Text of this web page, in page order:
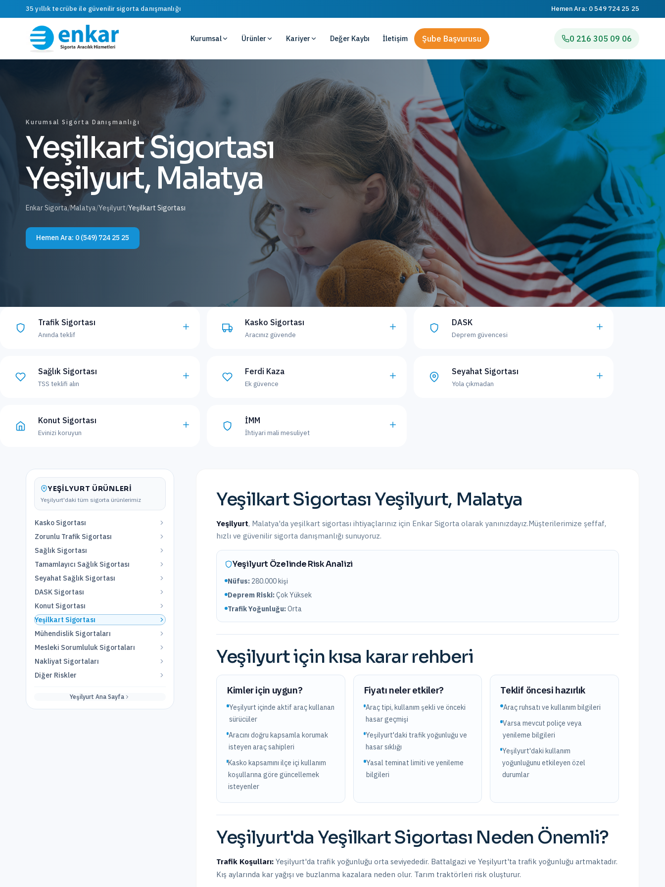
35 yıllık tecrübe ile güvenilir sigorta danışmanlığı Hemen Ara: 0 549 724 25 25
Kurumsal Ürünler Kariyer Değer Kaybı İletişim Şube Başvurusu 0 216 305 09 06
Kurumsal Sigorta Danışmanlığı
Yeşilkart Sigortası
Yeşilyurt, Malatya
Enkar Sigorta/Malatya/Yeşilyurt/Yeşilkart Sigortası
Hemen Ara: 0 (549) 724 25 25
Trafik Sigortası
Anında teklif
Kasko Sigortası
Aracınız güvende
DASK
Deprem güvencesi
Sağlık Sigortası
TSS teklifi alın
Ferdi Kaza
Ek güvence
Seyahat Sigortası
Yola çıkmadan
Konut Sigortası
Evinizi koruyun
İMM
İhtiyari mali mesuliyet
YEŞILYURT ÜRÜNLERI
Yeşilyurt'daki tüm sigorta ürünlerimiz
Kasko Sigortası
Zorunlu Trafik Sigortası
Sağlık Sigortası
Tamamlayıcı Sağlık Sigortası
Seyahat Sağlık Sigortası
DASK Sigortası
Konut Sigortası
Yeşilkart Sigortası
Mühendislik Sigortaları
Mesleki Sorumluluk Sigortaları
Nakliyat Sigortaları
Diğer Riskler
Yeşilyurt Ana Sayfa
Yeşilkart SigortasıYeşilyurt, Malatya
Yeşilyurt, Malatya'da yeşilkart sigortası ihtiyaçlarınız için Enkar Sigorta olarak yanınızdayız.Müşterilerimize şeffaf,
hızlı ve güvenilir sigorta danışmanlığı sunuyoruz.
Yeşilyurt Özelinde Risk Analizi
Nüfus: 280.000kişi
Deprem Riski:Çok Yüksek
Trafik Yoğunluğu:Orta
Yeşilyurtiçin kısa karar rehberi
Kimler için uygun?
Yeşilyurt içinde aktif araç kullanan
sürücüler
Aracını doğru kapsamla korumak
isteyen araç sahipleri
Kasko kapsamını ilçe içi kullanım
koşullarına göre güncellemek
isteyenler
Fiyatı neler etkiler?
Araç tipi, kullanım şekli ve önceki
hasar geçmişi
Yeşilyurt'daki trafik yoğunluğu ve
hasar sıklığı
Yasal teminat limiti ve yenileme
bilgileri
Teklif öncesi hazırlık
Araç ruhsatı ve kullanım bilgileri
Varsa mevcut poliçe veya
yenileme bilgileri
Yeşilyurt'daki kullanım
yoğunluğunu etkileyen özel
durumlar
Yeşilyurt'da Yeşilkart Sigortası Neden Önemli?
Trafik Koşulları: Yeşilyurt'da trafik yoğunluğu orta seviyededir. Battalgazi ve Yeşilyurt'ta trafik yoğunluğu artmaktadır.
Kış aylarında kar yağışı ve buzlanma kazalara neden olur. Tarım traktörleri risk oluşturur.